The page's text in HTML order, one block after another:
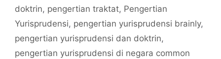
doktrin, pengertian traktat, Pengertian
Yurisprudensi, pengertian yurisprudensi brainly,
pengertian yurisprudensi dan doktrin,
pengertian yurisprudensi di negara common